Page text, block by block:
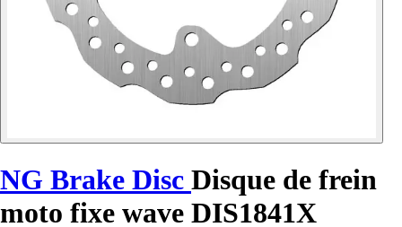
NG Brake Disc Disque de frein
moto fixe wave DIS1841X